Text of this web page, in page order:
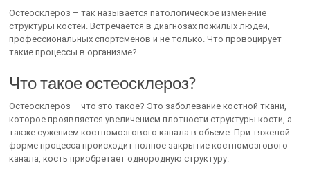
Остеосклероз – так называется патологическое изменение
структуры костей. Встречается в диагнозах пожилых людей,
профессиональных спортсменов и не только. Что провоцирует
такие процессы в организме?
Что такое остеосклероз?
Остеосклероз – что это такое? Это заболевание костной ткани,
которое проявляется увеличением плотности структуры кости, а
также сужением костномозгового канала в объеме. При тяжелой
форме процесса происходит полное закрытие костномозгового
канала, кость приобретает однородную структуру.